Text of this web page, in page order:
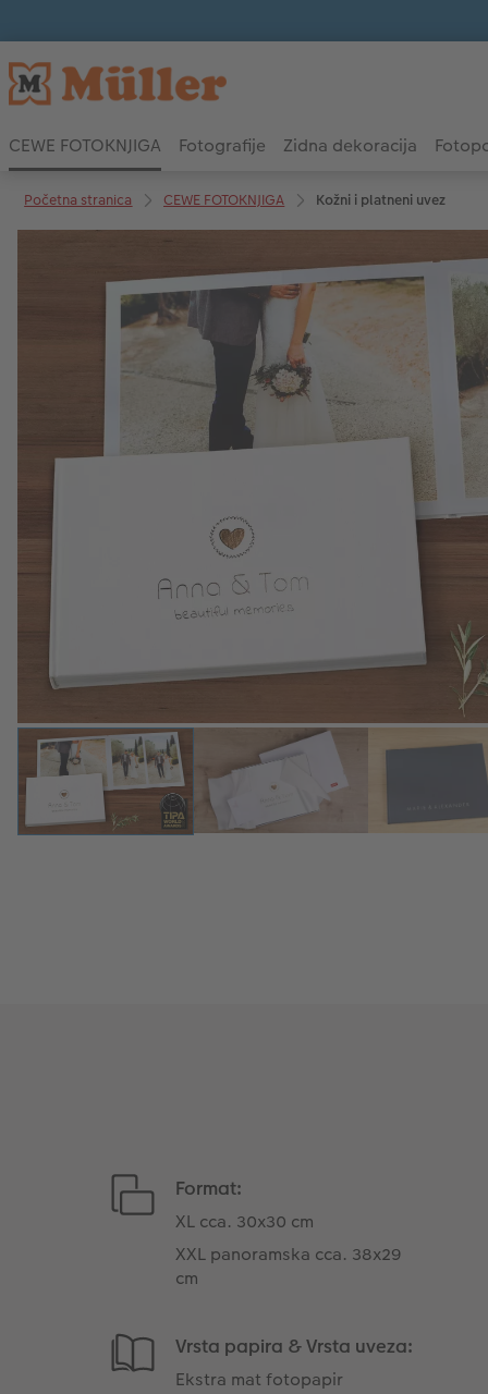
CEWE FOTOKNJIGA Fotografije Zidna dekoracija
Početna stranica CEWE FOTOKNJIGA Kožni i platneni uvez
Format:
XL cca. 30x30 cm
XXL panoramska cca. 38x29
cm
Vrsta papira & Vrsta uveza:
Ekstra mat fotopapir